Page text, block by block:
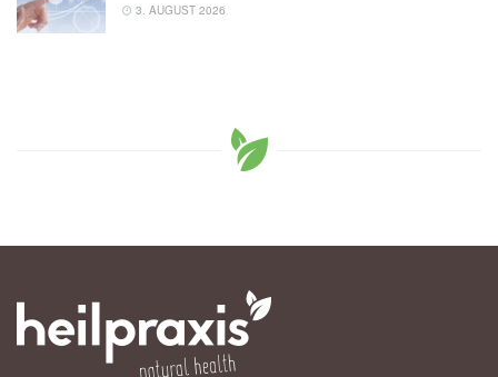
3. AUGUST 2026